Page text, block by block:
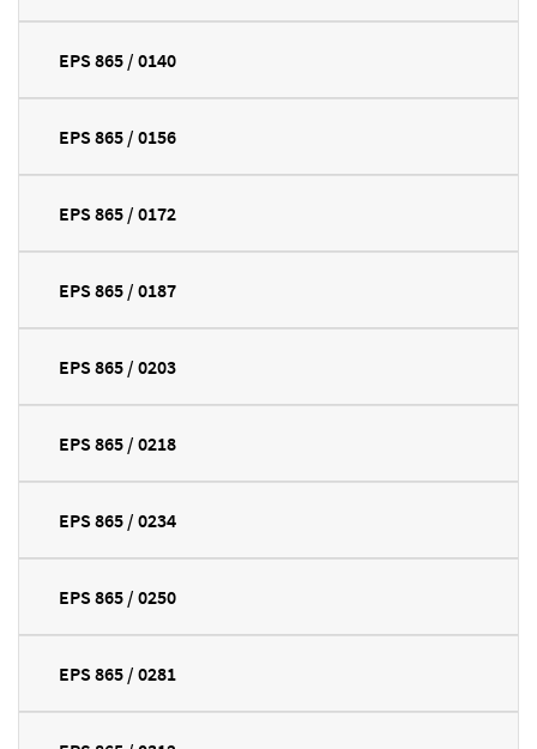
EPS 865 / 0140
EPS 865 / 0156
EPS 865 / 0172
EPS 865 / 0187
EPS 865 / 0203
EPS 865 / 0218
EPS 865 / 0234
EPS 865 / 0250
EPS 865 / 0281